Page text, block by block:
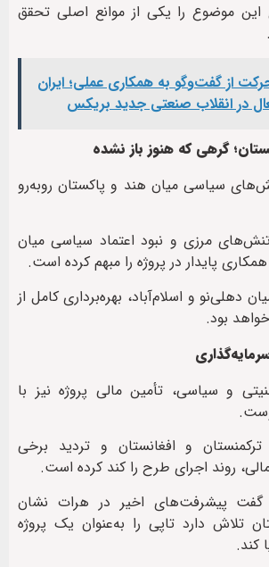
این موضوع را یکی از موانع اصلی تحقق
از گفت‌وگو به همکاری عملی؛ ایران
در انقلاب صنعتی جدید بریکس
گرهی که هنوز باز نشده
سیاسی میان هند و پاکستان روبه‌رو
تنش‌های مرزی و نبود اعتماد سیاسی میان
پایدار در پروژه را مبهم کرده است.
دهلی‌نو و اسلام‌آباد، بهره‌برداری کامل از
بود.
و سیاسی، تأمین مالی پروژه نیز با
و افغانستان و تردید برخی
روند اجرای طرح را کند کرده است.
گفت پیشرفت‌های اخیر در هرات نشان
تلاش دارد تاپی را به‌عنوان یک پروژه
کند.